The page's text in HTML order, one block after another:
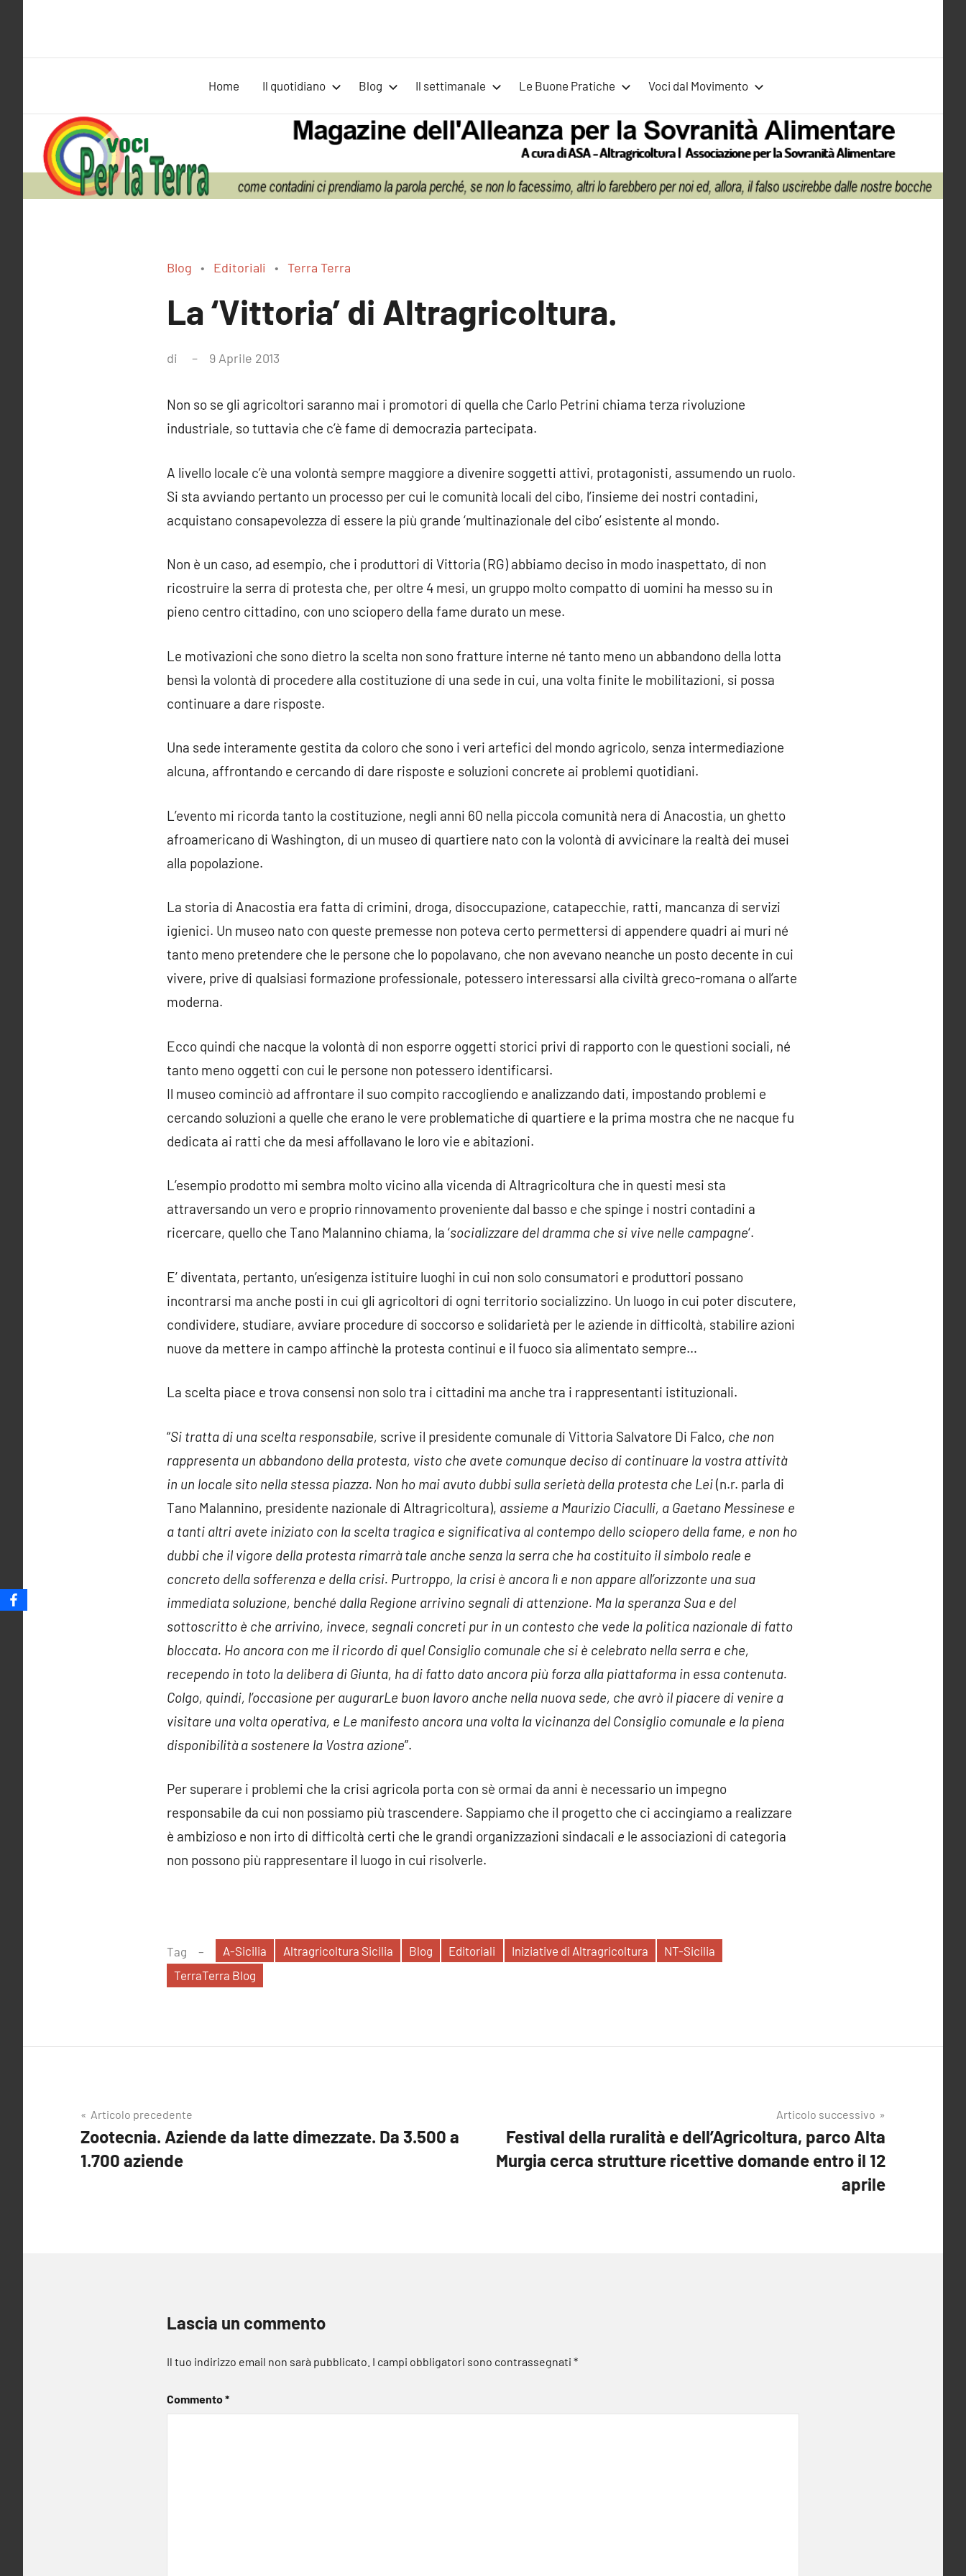
per
la
Terra
Alleanza
Sovranità
Alimentare
Home Il quotidiano Blog Il settimanale Le Buone Pratiche Voci dal Movimento
Blog Editoriali Terra Terra
La ‘Vittoria’ di Altragricoltura.
di 9 Aprile 2013
Non so se gli agricoltori saranno mai i promotori di quella che Carlo Petrini chiama terza rivoluzione
industriale, so tuttavia che c’è fame di democrazia partecipata.
A livello locale c’è una volontà sempre maggiore a divenire soggetti attivi, protagonisti, assumendo un ruolo.
Si sta avviando pertanto un processo per cui le comunità locali del cibo, l’insieme dei nostri contadini,
acquistano consapevolezza di essere la più grande ‘multinazionale del cibo’ esistente al mondo.
Non è un caso, ad esempio, che i produttori di Vittoria (RG) abbiamo deciso in modo inaspettato, di non
ricostruire la serra di protesta che, per oltre 4 mesi, un gruppo molto compatto di uomini ha messo su in
pieno centro cittadino, con uno sciopero della fame durato un mese.
Le motivazioni che sono dietro la scelta non sono fratture interne né tanto meno un abbandono della lotta
bensì la volontà di procedere alla costituzione di una sede in cui, una volta finite le mobilitazioni, si possa
continuare a dare risposte.
Una sede interamente gestita da coloro che sono i veri artefici del mondo agricolo, senza intermediazione
alcuna, affrontando e cercando di dare risposte e soluzioni concrete ai problemi quotidiani.
L’evento mi ricorda tanto la costituzione, negli anni 60 nella piccola comunità nera di Anacostia, un ghetto
afroamericano di Washington, di un museo di quartiere nato con la volontà di avvicinare la realtà dei musei
alla popolazione.
La storia di Anacostia era fatta di crimini, droga, disoccupazione, catapecchie, ratti, mancanza di servizi
igienici. Un museo nato con queste premesse non poteva certo permettersi di appendere quadri ai muri né
tanto meno pretendere che le persone che lo popolavano, che non avevano neanche un posto decente in cui
vivere, prive di qualsiasi formazione professionale, potessero interessarsi alla civiltà greco-romana o all’arte
moderna.
Ecco quindi che nacque la volontà di non esporre oggetti storici privi di rapporto con le questioni sociali, né
tanto meno oggetti con cui le persone non potessero identificarsi.
Il museo cominciò ad affrontare il suo compito raccogliendo e analizzando dati, impostando problemi e
cercando soluzioni a quelle che erano le vere problematiche di quartiere e la prima mostra che ne nacque fu
dedicata ai ratti che da mesi affollavano le loro vie e abitazioni.
L’esempio prodotto mi sembra molto vicino alla vicenda di Altragricoltura che in questi mesi sta
attraversando un vero e proprio rinnovamento proveniente dal basso e che spinge i nostri contadini a
ricercare, quello che Tano Malannino chiama, la ‘socializzare del dramma che si vive nelle campagne‘.
E’ diventata, pertanto, un’esigenza istituire luoghi in cui non solo consumatori e produttori possano
incontrarsi ma anche posti in cui gli agricoltori di ogni territorio socializzino. Un luogo in cui poter discutere,
condividere, studiare, avviare procedure di soccorso e solidarietà per le aziende in difficoltà, stabilire azioni
nuove da mettere in campo affinchè la protesta continui e il fuoco sia alimentato sempre…
La scelta piace e trova consensi non solo tra i cittadini ma anche tra i rappresentanti istituzionali.
“Si tratta di una scelta responsabile, scrive il presidente comunale di Vittoria Salvatore Di Falco, che non
rappresenta un abbandono della protesta, visto che avete comunque deciso di continuare la vostra attività
in un locale sito nella stessa piazza. Non ho mai avuto dubbi sulla serietà della protesta che Lei(n.r. parla di
Tano Malannino, presidente nazionale di Altragricoltura), assieme a Maurizio Ciaculli, a Gaetano Messinese e
a tanti altri avete iniziato con la scelta tragica e significativa al contempo dello sciopero della fame, e non ho
dubbi che il vigore della protesta rimarrà tale anche senza la serra che ha costituito il simbolo reale e
concreto della sofferenza e della crisi. Purtroppo, la crisi è ancora lì e non appare all’orizzonte una sua
immediata soluzione, benché dalla Regione arrivino segnali di attenzione. Ma la speranza Sua e del
sottoscritto è che arrivino, invece, segnali concreti pur in un contesto che vede la politica nazionale di fatto
bloccata. Ho ancora con me il ricordo di quel Consiglio comunale che si è celebrato nella serra e che,
recependo in toto la delibera di Giunta, ha di fatto dato ancora più forza alla piattaforma in essa contenuta.
Colgo, quindi, l’occasione per augurarLe buon lavoro anche nella nuova sede, che avrò il piacere di venire a
visitare una volta operativa, e Le manifesto ancora una volta la vicinanza del Consiglio comunale e la piena
disponibilità a sostenere la Vostra azione”.
Per superare i problemi che la crisi agricola porta con sè ormai da anni è necessario un impegno
responsabile da cui non possiamo più trascendere. Sappiamo che il progetto che ci accingiamo a realizzare
è ambizioso e non irto di difficoltà certi che le grandi organizzazioni sindacali e le associazioni di categoria
non possono più rappresentare il luogo in cui risolverle.
Tag A-Sicilia Altragricoltura Sicilia Blog Editoriali Iniziative di Altragricoltura
NT-Sicilia
TerraTerra Blog
Navigazione
articoli
Articolo precedente
Zootecnia. Aziende da latte dimezzate. Da 3.500 a
1.700 aziende
Articolo successivo
Festival della ruralità e dell’Agricoltura, parco Alta
Murgia cerca strutture ricettive domande entro il 12
aprile
Lascia un commento
Il tuo indirizzo email non sarà pubblicato. I campi obbligatori sono contrassegnati *
Commento*